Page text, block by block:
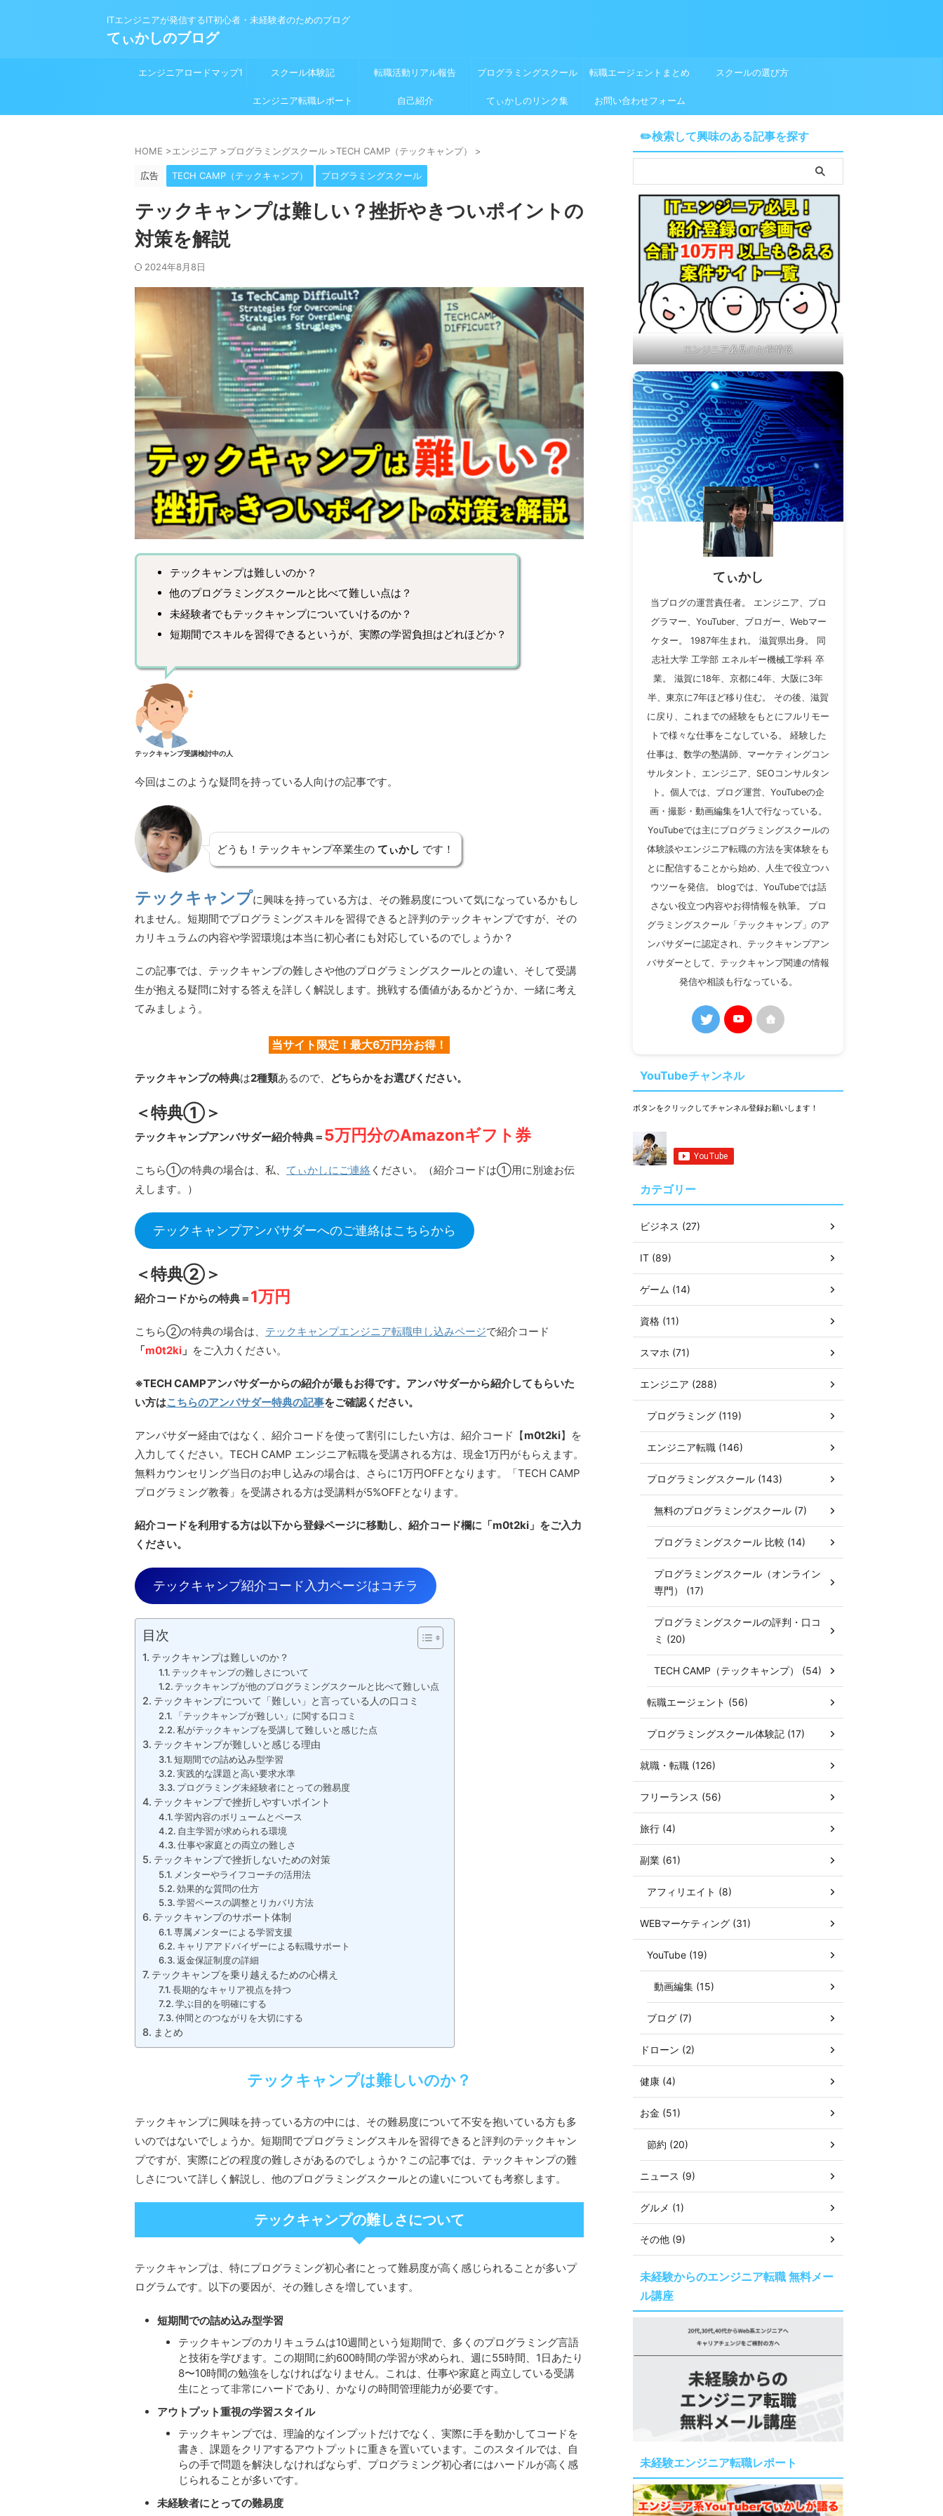
ITエンジニアが発信するIT初心者・未経験者のためのブログ
てぃかしのブログ
エンジニアロードマップ1 スクール体験記 転職活動リアル報告 プログラミングスクール 転職エージェントまとめ スクールの選び方
エンジニア転職レポート 自己紹介 てぃかしのリンク集 お問い合わせフォーム
HOME >エンジニア >プログラミングスクール >TECH CAMP（テックキャンプ） >
広告 TECH CAMP（テックキャンプ） プログラミングスクール
テックキャンプは難しい？挫折やきついポイントの
対策を解説
2024年8月8日
テックキャンプは難しいのか？
他のプログラミングスクールと比べて難しい点は？
未経験者でもテックキャンプについていけるのか？
短期間でスキルを習得できるというが、実際の学習負担はどれほどか？
テックキャンプ受講検討中の人
今回はこのような疑問を持っている人向けの記事です。
どうも！テックキャンプ卒業生の てぃかし です！
テックキャンプに興味を持っている方は、その難易度について気になっているかもし
れません。短期間でプログラミングスキルを習得できると評判のテックキャンプですが、その
カリキュラムの内容や学習環境は本当に初心者にも対応しているのでしょうか？
この記事では、テックキャンプの難しさや他のプログラミングスクールとの違い、そして受講
生が抱える疑問に対する答えを詳しく解説します。挑戦する価値があるかどうか、一緒に考え
てみましょう。
当サイト限定！最大6万円分お得！
テックキャンプの特典は2種類あるので、 どちらかをお選びください。
＜特典①＞
テックキャンプアンバサダー紹介特典＝ 5万円分のAmazonギフト券
こちら①の特典の場合は、私、 てぃかしにご連絡 ください。（紹介コードは①用に別途お伝
えします。）
テックキャンプアンバサダーへのご連絡はこちらから
＜特典②＞
紹介コードからの特典＝ 1万円
こちら②の特典の場合は、 テックキャンプエンジニア転職申し込みページで紹介コード
「m0t2ki 」 をご入力ください。
※TECH CAMPアンバサダーからの紹介が最もお得です。アンバサダーから紹介してもらいた
い方はこちらのアンバサダー特典の記事をご確認ください。
アンバサダー経由ではなく、紹介コードを使って割引にしたい方は、紹介コード【m0t2ki】を
入力してください。TECH CAMP エンジニア転職を受講される方は、現金1万円がもらえます。
無料カウンセリング当日のお申し込みの場合は、さらに1万円OFFとなります。「TECH CAMP
プログラミング教養」を受講される方は受講料が5%OFFとなります。
紹介コードを利用する方は以下から登録ページに移動し、紹介コード欄に「m0t2ki」をご入力
ください。
テックキャンプ紹介コード入力ページはコチラ
目次
テックキャンプは難しいのか？
テックキャンプの難しさについて
テックキャンプが他のプログラミングスクールと比べて難しい点
テックキャンプについて「難しい」と言っている人の口コミ
「テックキャンプが難しい」に関する口コミ
私がテックキャンプを受講して難しいと感じた点
テックキャンプが難しいと感じる理由
短期間での詰め込み型学習
実践的な課題と高い要求水準
プログラミング未経験者にとっての難易度
テックキャンプで挫折しやすいポイント
学習内容のボリュームとペース
自主学習が求められる環境
仕事や家庭との両立の難しさ
テックキャンプで挫折しないための対策
メンターやライフコーチの活用法
効果的な質問の仕方
学習ペースの調整とリカバリ方法
テックキャンプのサポート体制
専属メンターによる学習支援
キャリアアドバイザーによる転職サポート
返金保証制度の詳細
テックキャンプを乗り越えるための心構え
長期的なキャリア視点を持つ
学ぶ目的を明確にする
仲間とのつながりを大切にする
まとめ
テックキャンプは難しいのか？
テックキャンプに興味を持っている方の中には、その難易度について不安を抱いている方も多
いのではないでしょうか。短期間でプログラミングスキルを習得できると評判のテックキャン
プですが、実際にどの程度の難しさがあるのでしょうか？この記事では、テックキャンプの難
しさについて詳しく解説し、他のプログラミングスクールとの違いについても考察します。
テックキャンプの難しさについて
テックキャンプは、特にプログラミング初心者にとって難易度が高く感じられることが多いプ
ログラムです。以下の要因が、その難しさを増しています。
短期間での詰め込み型学習
テックキャンプのカリキュラムは10週間という短期間で、多くのプログラミング言語
と技術を学びます。この期間に約600時間の学習が求められ、週に55時間、1日あたり
8〜10時間の勉強をしなければなりません。これは、仕事や家庭と両立している受講
生にとって非常にハードであり、かなりの時間管理能力が必要です。
アウトプット重視の学習スタイル
テックキャンプでは、理論的なインプットだけでなく、実際に手を動かしてコードを
書き、課題をクリアするアウトプットに重きを置いています。このスタイルでは、自
らの手で問題を解決しなければならず、プログラミング初心者にはハードルが高く感
じられることが多いです。
未経験者にとっての難易度
✏️検索して興味のある記事を探す
エンジニア必見のお得情報
てぃかし
当ブログの運営責任者。 エンジニア、プロ
グラマー、YouTuber、ブロガー、Webマー
ケター。 1987年生まれ。 滋賀県出身。 同
志社大学 工学部 エネルギー機械工学科 卒
業。 滋賀に18年、京都に4年、大阪に3年
半、東京に7年ほど移り住む。 その後、滋賀
に戻り、これまでの経験をもとにフルリモー
トで様々な仕事をこなしている。 経験した
仕事は、数学の塾講師、マーケティングコン
サルタント、エンジニア、SEOコンサルタン
ト。個人では、ブログ運営、YouTubeの企
画・撮影・動画編集を1人で行なっている。
YouTubeでは主にプログラミングスクールの
体験談やエンジニア転職の方法を実体験をも
とに配信することから始め、人生で役立つハ
ウツーを発信。 blogでは、YouTubeでは話
さない役立つ内容やお得情報を執筆。 プロ
グラミングスクール「テックキャンプ」のア
ンバサダーに認定され、テックキャンプアン
バサダーとして、テックキャンプ関連の情報
発信や相談も行なっている。
YouTubeチャンネル
ボタンをクリックしてチャンネル登録お願いします！
カテゴリー
ビジネス (27)
IT (89)
ゲーム (14)
資格 (11)
スマホ (71)
エンジニア (288)
プログラミング (119)
エンジニア転職 (146)
プログラミングスクール (143)
無料のプログラミングスクール (7)
プログラミングスクール 比較 (14)
プログラミングスクール（オンライン
専門） (17)
プログラミングスクールの評判・口コ
ミ (20)
TECH CAMP（テックキャンプ） (54)
転職エージェント (56)
プログラミングスクール体験記 (17)
就職・転職 (126)
フリーランス (56)
旅行 (4)
副業 (61)
アフィリエイト (8)
WEBマーケティング (31)
YouTube (19)
動画編集 (15)
ブログ (7)
ドローン (2)
健康 (4)
お金 (51)
節約 (20)
ニュース (9)
グルメ (1)
その他 (9)
未経験からのエンジニア転職 無料メー
ル講座
未経験エンジニア転職レポート